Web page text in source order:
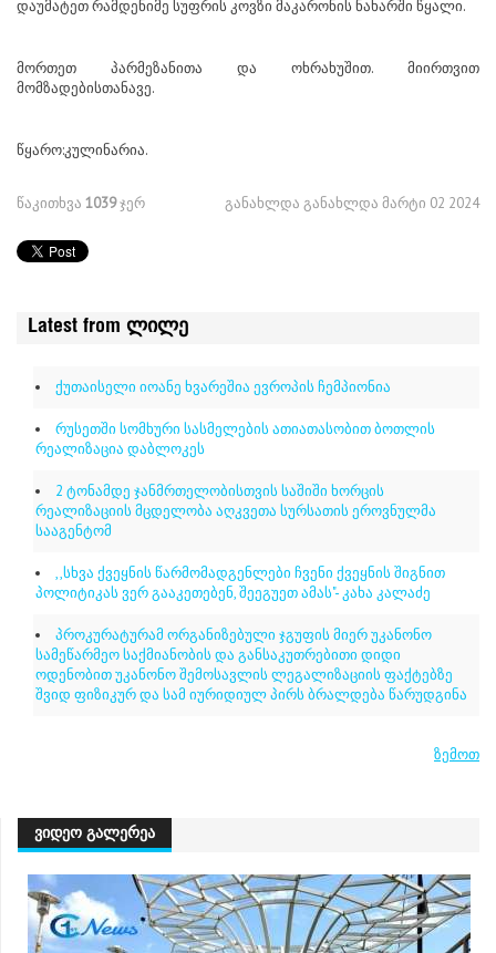
დაუმატეთ რამდენიმე სუფრის კოვზი მაკარონის ნახარში წყალი.
მორთეთ პარმეზანითა და ოხრახუშით. მიირთვით
მომზადებისთანავე.
წყარო:კულინარია.
წაკითხვა 1039ჯერ განახლდა განახლდა მარტი 02 2024
Latest from ლილე
ქუთაისელი იოანე ხვარეშია ევროპის ჩემპიონია
რუსეთში სომხური სასმელების ათიათასობით ბოთლის
რეალიზაცია დაბლოკეს
2 ტონამდე ჯანმრთელობისთვის საშიში ხორცის
რეალიზაციის მცდელობა აღკვეთა სურსათის ეროვნულმა
სააგენტომ
,,სხვა ქვეყნის წარმომადგენლები ჩვენი ქვეყნის შიგნით
პოლიტიკას ვერ გააკეთებენ, შეეგუეთ ამას"- კახა კალაძე
პროკურატურამ ორგანიზებული ჯგუფის მიერ უკანონო
სამეწარმეო საქმიანობის და განსაკუთრებითი დიდი
ოდენობით უკანონო შემოსავლის ლეგალიზაციის ფაქტებზე
შვიდ ფიზიკურ და სამ იურიდიულ პირს ბრალდება წარუდგინა
ზემოთ
ᲕᲘᲓᲔᲝ ᲒᲐᲚᲔᲠᲔᲐ